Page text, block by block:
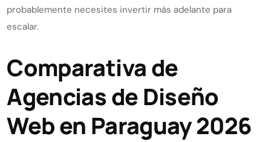
probablemente necesites invertir más adelante para
escalar.
Comparativa de
Agencias de Diseño
Web en Paraguay 2026